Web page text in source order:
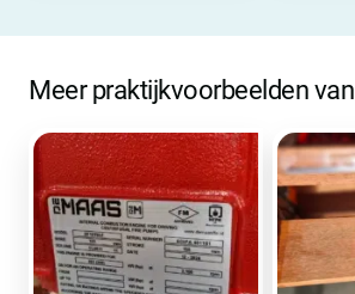
Meer praktijkvoorbeelden van